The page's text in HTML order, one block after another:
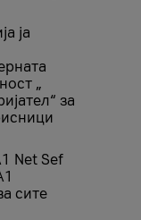
ја
„
за
Net Sеf
сите